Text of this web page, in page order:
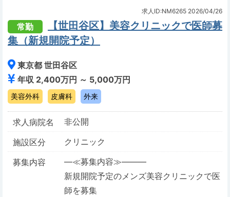
求人ID:NM6265 2026/04/26
常勤
【世田谷区】美容クリニックで医師募
集（新規開院予定）
東京都 世田谷区
年収 2,400万円 ～ 5,000万円
美容外科 皮膚科 外来
求人病院名
非公開
施設区分
クリニック
募集内容
―≪募集内容≫―――
新規開院予定のメンズ美容クリニックで医
師を募集